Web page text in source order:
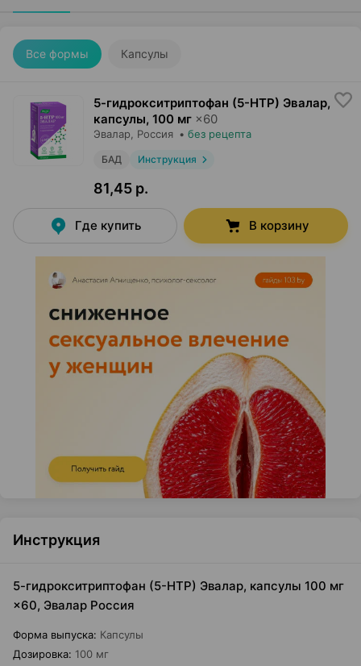
Все формы Капсулы
5-гидрокситриптофан (5-HTP) Эвалар,
капсулы, 100 мг ×60
Эвалар , Россия • без рецепта
БАД Инструкция
81,45 р.
Где купить В корзину
Инструкция
5-гидрокситриптофан (5-HTP) Эвалар, капсулы 100 мг
×60, Эвалар Россия
Форма выпуска: Капсулы
Дозировка: 100 мг